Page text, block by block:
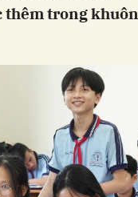
thêm trong